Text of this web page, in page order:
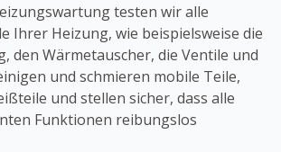
testen wir alle
Ihrer Heizung, wie beispielsweise die
den Wärmetauscher, die Ventile und
und schmieren mobile Teile,
und stellen sicher, dass alle
Funktionen reibungslos